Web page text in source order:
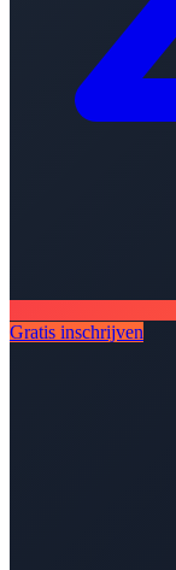
Gratis inschrijven